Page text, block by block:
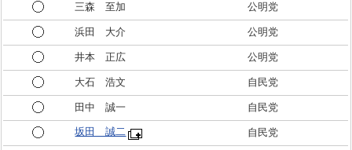
三森 至加 公明党
浜田 大介 公明党
井本 正広 公明党
大石 浩文 自民党
田中 誠一 自民党
坂田 誠二 自民党